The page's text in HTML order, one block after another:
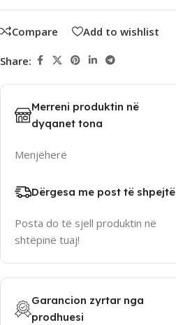
Compare Add to wishlist
Share:
Merreni produktin në
dyqanet tona
Menjëherë
Dërgesa me post të shpejtë
Posta do të sjell produktin në
shtëpinë tuaj!
Garancion zyrtar nga
prodhuesi